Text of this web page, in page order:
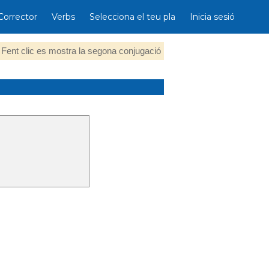
Verbs Selecciona el teu pla Inicia sesió
Fent clic es mostra la segona conjugació